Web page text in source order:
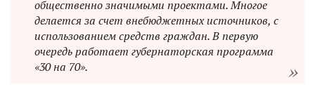
общественно значимыми проектами. Многое
делается за счет внебюджетных источников, с
использованием средств граждан. В первую
очередь работает губернаторская программа
«30 на 70».